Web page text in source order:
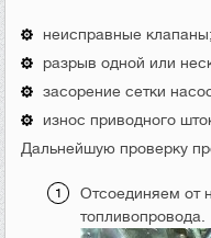
неисправные клапаны;
разрыв одной или
засорение сетки
износ приводного
Дальнейшую проверку
Отсоединяем от
топливопровода.